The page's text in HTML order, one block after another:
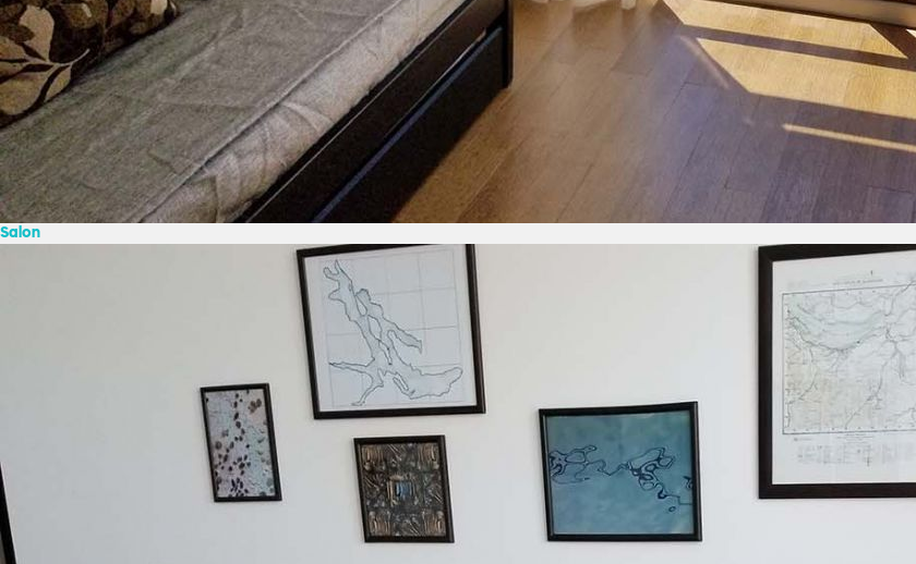
Salon